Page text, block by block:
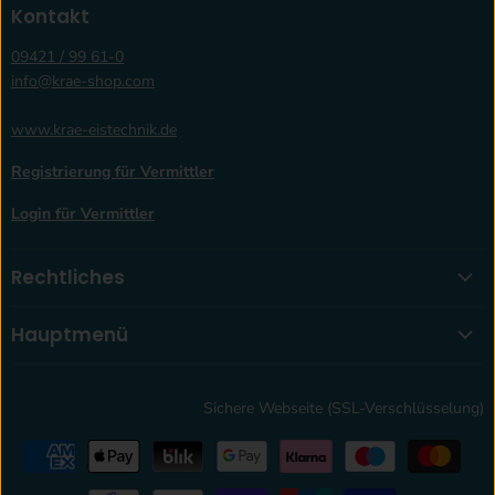
Kontakt
09421 / 99 61-0
info@krae-shop.com
www.krae-eistechnik.de
Registrierung für Vermittler
Login für Vermittler
Rechtliches
Hauptmenü
Sichere Webseite (SSL-Verschlüsselung)